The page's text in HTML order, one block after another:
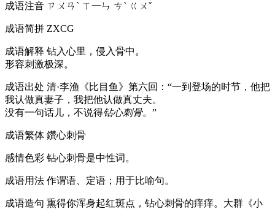
成语注音 ㄗㄨㄢˋ ㄒ一ㄣ ㄘˋ ㄍㄨˇ
成语简拼 ZXCG
成语解释 钻入心里，侵入骨中。
形容刺激极深。
成语出处 清·李渔《比目鱼》第六回：“一到登场的时节，他把
我认做真妻子，我把他认做真丈夫。
没有一句话儿，不说得钻心刺骨。”
成语繁体 鑽心刺骨
感情色彩 钻心刺骨是中性词。
成语用法 作谓语、定语；用于比喻句。
成语造句 熏得你浑身起红斑点，钻心刺骨的痒痒。大群《小